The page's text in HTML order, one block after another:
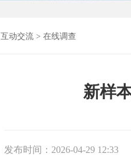
互动交流 > 在线调查
新样
发布时间： 2026-04-29 12:33